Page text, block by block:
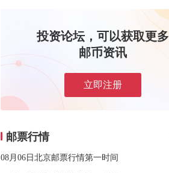
投资论坛，可以获取更多
邮币资讯
立即注册
邮票行情
08月06日北京邮票行情第一时间